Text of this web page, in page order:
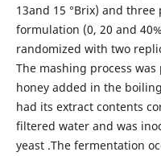
13and 15 °Brix) and
formulation (0, 20 and
randomized with two
The mashing process
honey added in the
had its extract contents
filtered water and was
yeast .The fermentation